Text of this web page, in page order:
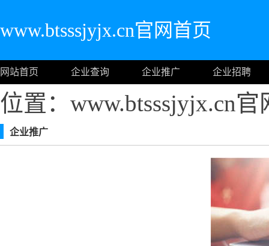
www.btsssjyjx.cn官网首页
网站首页 企业查询 企业推广 企业招聘
位置：www.btsssjyjx.cn
企业推广